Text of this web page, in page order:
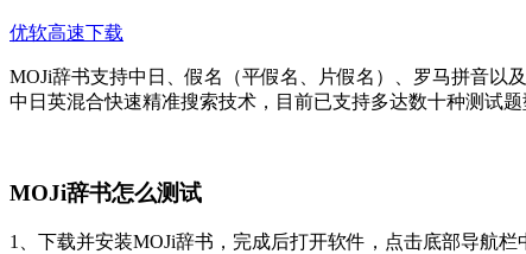
优软高速下载
MOJi辞书支持中日、假名（平假名、片假名）、罗马拼音以
中日英混合快速精准搜索技术，目前已支持多达数十种测试
MOJi辞书怎么测试
1、下载并安装MOJi辞书，完成后打开软件，点击底部导航栏